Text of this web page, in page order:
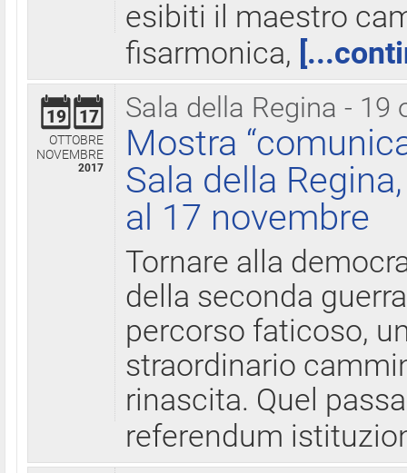
esibiti il maestro
fisarmonica,
Sala della Regina - 19
19 17
OTTOBRE
NOVEMBRE
2017
Mostra
Sala della
al 17 novembre
Tornare alla
della seconda
percorso faticoso,
straordinario
rinascita. Quel
referendum